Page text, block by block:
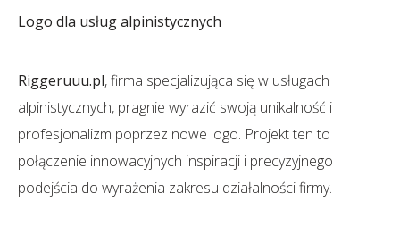
Logo dla usług alpinistycznych
Riggeruuu.pl, firma specjalizująca się w usługach
alpinistycznych, pragnie wyrazić swoją unikalność i
profesjonalizm poprzez nowe logo. Projekt ten to
połączenie innowacyjnych inspiracji i precyzyjnego
podejścia do wyrażenia zakresu działalności firmy.